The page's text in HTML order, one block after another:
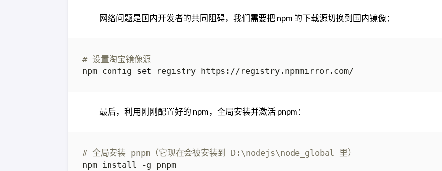
网络问题是国内开发者的共同阻碍，我们需要把 npm 的下载源切换到国内镜像：
# 设置淘宝镜像源
npm config set
最后，利用刚刚配置好的 npm，全局安装并激活 pnpm：
# 全局安装 pnpm（它现在会被安装到 D:\nodejs\node_global 里）